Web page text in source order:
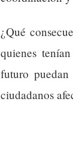
¿Qué
quienes
futuro
ciudadanos